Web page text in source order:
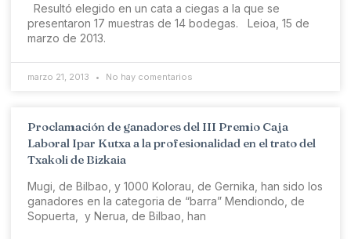
Resultó elegido en un cata a ciegas a la que se
presentaron 17 muestras de 14 bodegas. Leioa, 15 de
marzo de 2013.
marzo 21, 2013 No hay comentarios
Proclamación de ganadores del III Premio Caja
Laboral Ipar Kutxa a la profesionalidad en el trato del
Txakoli de Bizkaia
Mugi, de Bilbao, y 1000 Kolorau, de Gernika, han sido los
ganadores en la categoria de “barra” Mendiondo, de
Sopuerta, y Nerua, de Bilbao, han